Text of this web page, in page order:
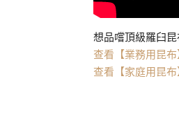
想品嚐頂級羅臼
查看【業務用昆布
查看【家庭用昆布